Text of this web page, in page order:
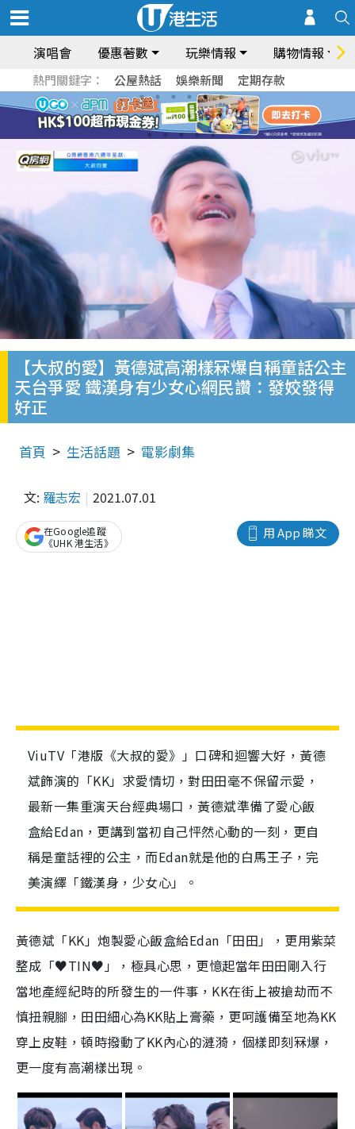
演唱會 優惠著數 玩樂情報 購物情報
熱門關鍵字： 公屋熱話 娛樂新聞 定期存款
【大叔的愛】黃德斌高潮樣冧爆自稱童話公主
天台爭愛 鐵漢身有少女心網民讚：發姣發得
好正
首頁 生活話題 電影劇集
文: 羅志宏 2021.07.01
用 App 睇文
在Google追蹤
《UHK 港生活》
ViuTV「港版《大叔的愛》」口碑和迴響大好，黃德
斌飾演的「KK」求愛情切，對田田毫不保留示愛，
最新一集重演天台經典場口，黃德斌準備了愛心飯
盒給Edan，更講到當初自己怦然心動的一刻，更自
稱是童話裡的公主，而Edan就是他的白馬王子，完
美演繹「鐵漢身，少女心」。
黃德斌「KK」炮製愛心飯盒給Edan「田田」，更用紫菜
整成「♥TIN♥」，極具心思，更憶起當年田田剛入行
當地產經紀時的所發生的一件事，KK在街上被搶劫而不
慎扭親腳，田田細心為KK貼上膏藥，更呵護備至地為KK
穿上皮鞋，頓時撥動了KK內心的漣漪，個樣即刻冧爆，
更一度有高潮樣出現。